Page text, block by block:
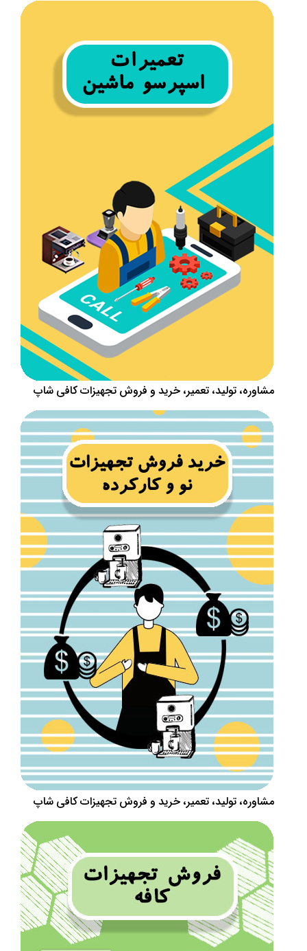
مشاوره، تولید، تعمیر، خرید و فروش تجهیزات کافی شاپ
مشاوره، تولید، تعمیر، خرید و فروش تجهیزات کافی شاپ